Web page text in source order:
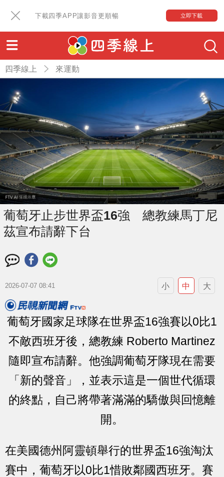
下載四季APP讓影音更順暢 立即下載
四季線上 來運動
葡萄牙止步世界盃16強 總教練馬丁尼
茲宣布請辭下台
2026-07-07 08:41 小 中 大
葡萄牙國家足球隊在世界盃16強賽以0比1
不敵西班牙後，總教練 Roberto Martinez
隨即宣布請辭。他強調葡萄牙隊現在需要
「新的聲音」，並表示這是一個世代循環
的終點，自己將帶著滿滿的驕傲與回憶離
開。
在美國德州阿靈頓舉行的世界盃16強淘汰
賽中，葡萄牙以0比1惜敗鄰國西班牙。賽